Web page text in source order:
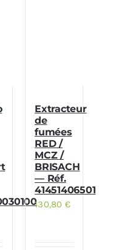
Extracteur
de
fumées
RED /
MCZ /
BRISACH
— Réf.
41451406501
130,80 €